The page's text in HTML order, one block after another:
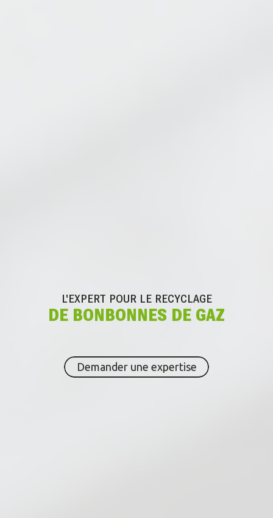
L'EXPERT POUR LE RECYCLAGE
DE BONBONNES DE GAZ
Demander une expertise